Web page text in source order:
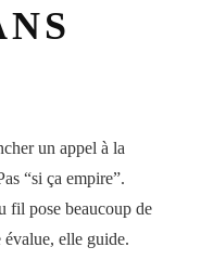
un appel à la
“si ça empire”.
fil pose beaucoup de
évalue, elle guide.